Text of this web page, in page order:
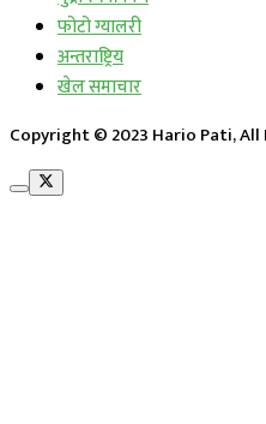
फोटो ग्यालरी
अन्तराष्ट्रिय
खेल समाचार
Copyright © 2023 Hario Pati, All